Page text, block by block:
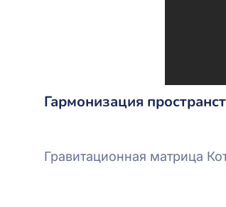
Гармонизация
Гравитационная матрица